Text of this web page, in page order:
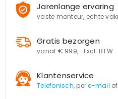
Jarenlange ervaring
vaste monteur, echte
Gratis bezorgen
vanaf € 999,- Excl. BTW
Klantenservice
Telefonisch, pere-mail